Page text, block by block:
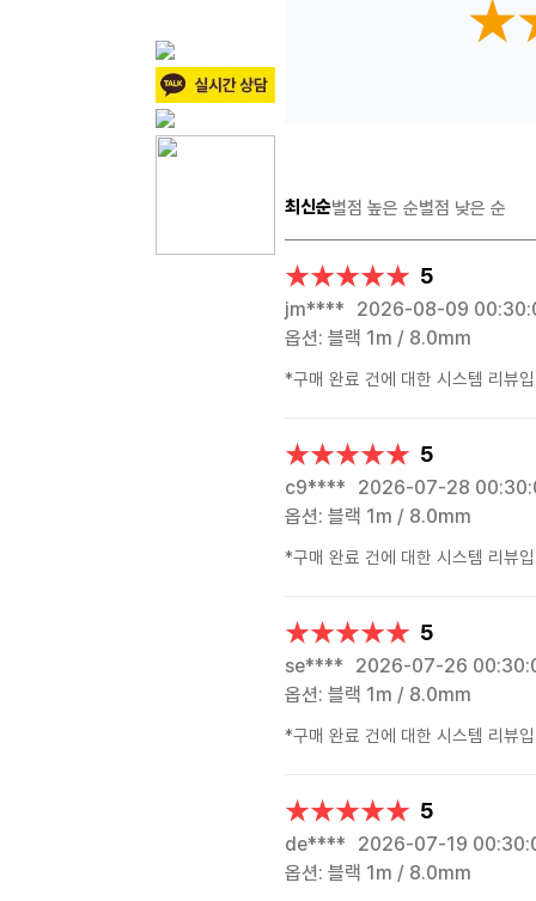
최신순별점 높은 순별점 낮은 순
★★★★★
★★★★★ 5
jm**** 2026-08-09
옵션: 블랙 1m / 8.0mm
*구매 완료 건에 대한 시스템 리뷰
★★★★★
★★★★★ 5
c9**** 2026-07-28
옵션: 블랙 1m / 8.0mm
*구매 완료 건에 대한 시스템 리뷰
★★★★★
★★★★★ 5
se**** 2026-07-26
옵션: 블랙 1m / 8.0mm
*구매 완료 건에 대한 시스템 리뷰
★★★★★
★★★★★ 5
de**** 2026-07-19
옵션: 블랙 1m / 8.0mm